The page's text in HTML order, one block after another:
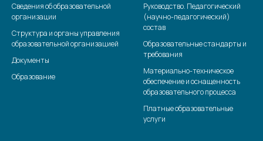
Сведения об образовательной
организации
Структура и органы управления
образовательной организацией
Документы
Образование
Руководство. Педагогический
(научно-педагогический)
состав
Образовательные стандарты и
требования
Материально-техническое
обеспечение и оснащенность
образовательного процесса
Платные образовательные
услуги